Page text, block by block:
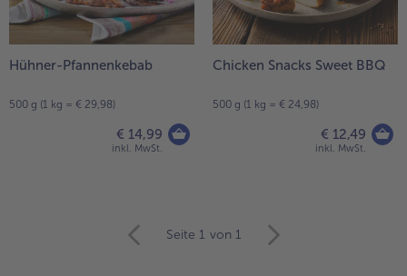
Hühner-Pfannenkebab
500 g (1 kg = € 29,98)
€ 14,99
inkl. MwSt.
Chicken Snacks Sweet BBQ
500 g (1 kg = € 24,98)
€ 12,49
inkl. MwSt.
Seite 1 von 1